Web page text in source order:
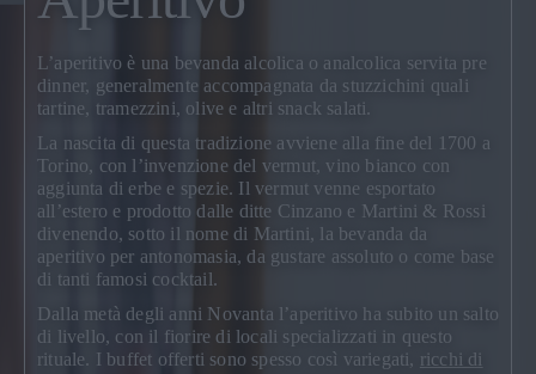
L’aperitivo è una bevanda alcolica o analcolica servita pre
dinner, generalmente accompagnata da stuzzichini quali
tartine, tramezzini, olive e altri snack salati.
La nascita di questa tradizione avviene alla fine del 1700 a
Torino, con l’invenzione del vermut, vino bianco con
aggiunta di erbe e spezie. Il vermut venne esportato
all’estero e prodotto dalle ditte Cinzano e Martini & Rossi
divenendo, sotto il nome di Martini, la bevanda da
aperitivo per antonomasia, da gustare assoluto o come base
di tanti famosi cocktail.
Dalla metà degli anni Novanta l’aperitivo ha subito un salto
di livello, con il fiorire di locali specializzati in questo
rituale. I buffet offerti sono spesso così variegati, ricchi di